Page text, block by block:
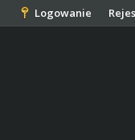
Logowanie